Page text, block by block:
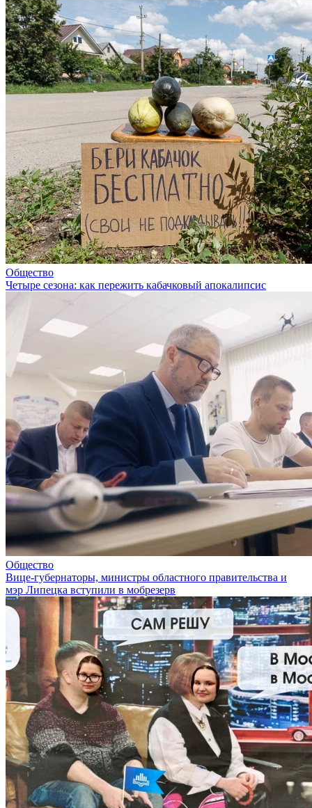
Общество
Четыре сезона: как пережить кабачковый апокалипсис
Общество
Вице-губернаторы, министры областного правительства и
мэр Липецка вступили в мобрезерв